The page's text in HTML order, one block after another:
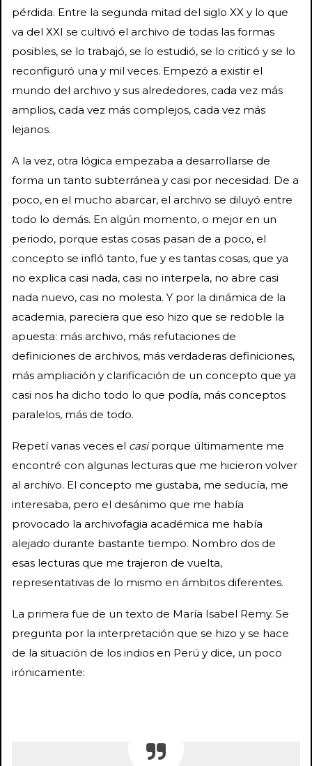
pérdida. Entre la segunda mitad del siglo XX y lo que
va del XXI se cultivó el archivo de todas las formas
posibles, se lo trabajó, se lo estudió, se lo criticó y se lo
reconfiguró una y mil veces. Empezó a existir el
mundo del archivo y sus alrededores, cada vez más
amplios, cada vez más complejos, cada vez más
lejanos.
A la vez, otra lógica empezaba a desarrollarse de
forma un tanto subterránea y casi por necesidad. De a
poco, en el mucho abarcar, el archivo se diluyó entre
todo lo demás. En algún momento, o mejor en un
periodo, porque estas cosas pasan de a poco, el
concepto se infló tanto, fue y es tantas cosas, que ya
no explica casi nada, casi no interpela, no abre casi
nada nuevo, casi no molesta. Y por la dinámica de la
academia, pareciera que eso hizo que se redoble la
apuesta: más archivo, más refutaciones de
definiciones de archivos, más verdaderas definiciones,
más ampliación y clarificación de un concepto que ya
casi nos ha dicho todo lo que podía, más conceptos
paralelos, más de todo.
Repetí varias veces el casiporque últimamente me
encontré con algunas lecturas que me hicieron volver
al archivo. El concepto me gustaba, me seducía, me
interesaba, pero el desánimo que me había
provocado la archivofagia académica me había
alejado durante bastante tiempo. Nombro dos de
esas lecturas que me trajeron de vuelta,
representativas de lo mismo en ámbitos diferentes.
La primera fue de un texto de María Isabel Remy. Se
pregunta por la interpretación que se hizo y se hace
de la situación de los indios en Perú y dice, un poco
irónicamente: